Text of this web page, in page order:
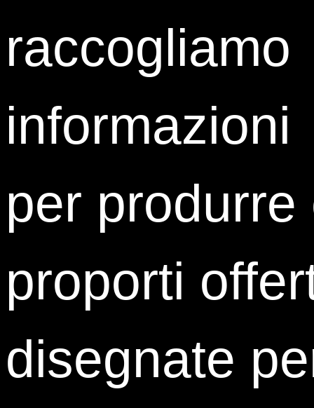
393 9091288
area_giovani@istud.it
Cottino Social Impact Campus
Sede di Torino
10129 Torino
raccogliamo
informazioni
per produrre
proporti
disegnate